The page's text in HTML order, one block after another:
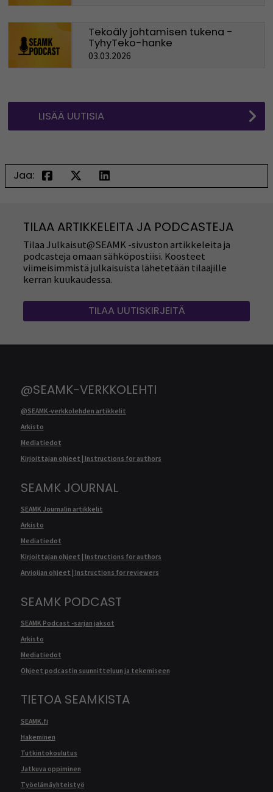
Tekoäly johtamisen tukena -
TyhyTeko-hanke
03.03.2026
LISÄÄ UUTISIA
Jaa:
TILAA ARTIKKELEITA JA PODCASTEJA
Tilaa Julkaisut@SEAMK -sivuston artikkeleita ja
podcasteja omaan sähköpostiisi. Koosteet
viimeisimmistä julkaisuista lähetetään tilaajille
kerran kuukaudessa.
TILAA UUTISKIRJEITÄ
@SEAMK-VERKKOLEHTI
@SEAMK-verkkolehden artikkelit
Arkisto
Mediatiedot
Kirjoittajan ohjeet | Instructions for authors
SEAMK JOURNAL
SEAMK Journalin artikkelit
Arkisto
Mediatiedot
Kirjoittajan ohjeet | Instructions for authors
Arvioijan ohjeet | Instructions for reviewers
SEAMK PODCAST
SEAMK Podcast -sarjan jaksot
Arkisto
Mediatiedot
Ohjeet podcastin suunnitteluun ja tekemiseen
TIETOA SEAMKISTA
SEAMK.fi
Hakeminen
Tutkintokoulutus
Jatkuva oppiminen
Työelämäyhteistyö